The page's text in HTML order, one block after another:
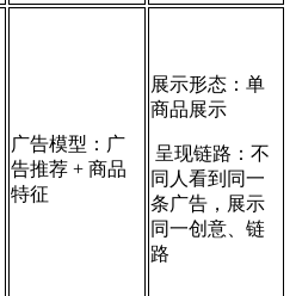
广告模型：广
告推荐 + 商品
特征
展示形态：单
商品展示
呈现链路：不
同人看到同一
条广告，展示
同一创意、链
路